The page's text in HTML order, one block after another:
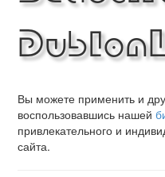
Вы можете применить и
воспользовавшись нашей
привлекательного и
сайта.